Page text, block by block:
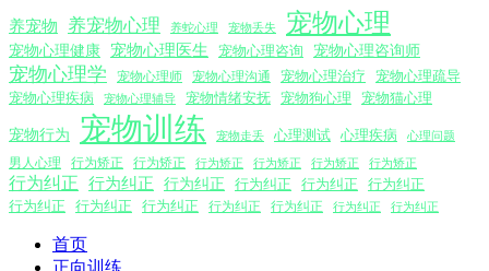
养宠物 养宠物心理 养蛇心理 宠物丢失 宠物心理
宠物心理健康 宠物心理医生 宠物心理咨询 宠物心理咨询师
宠物心理学 宠物心理师 宠物心理沟通 宠物心理治疗
宠物心理疏导
宠物心理疾病
宠物心理辅导 宠物情绪安抚 宠物狗心理 宠物猫心理
宠物行为 宠物训练 宠物走丢 心理测试 心理疾病 心理问题
男人心理 行为矫正 行为矫正 行为矫正 行为矫正 行为矫正 行为矫正
行为纠正 行为纠正 行为纠正 行为纠正 行为纠正
行为纠正
行为纠正
行为纠正 行为纠正 行为纠正 行为纠正 行为纠正 行为纠正
首页
正向训练